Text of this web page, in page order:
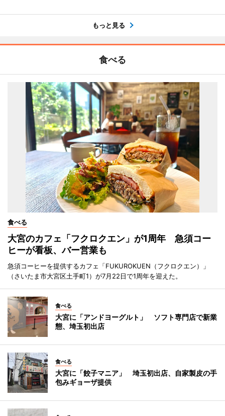
もっと見る
食べる
食べる
大宮のカフェ「フクロクエン」が1周年 急須コー
ヒーが看板、バー営業も
急須コーヒーを提供するカフェ「FUKUROKUEN（フクロクエン）」
（さいたま市大宮区土手町1）が7月22日で1周年を迎えた。
食べる
大宮に「アンドヨーグルト」 ソフト専門店で新業
態、埼玉初出店
食べる
大宮に「餃子マニア」 埼玉初出店、自家製皮の手
包みギョーザ提供